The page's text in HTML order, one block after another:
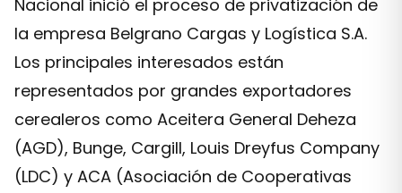
Nacional inició el proceso de privatización de
la empresa Belgrano Cargas y Logística S.A.
Los principales interesados están
representados por grandes exportadores
cerealeros como Aceitera General Deheza
(AGD), Bunge, Cargill, Louis Dreyfus Company
(LDC) y ACA (Asociación de Cooperativas